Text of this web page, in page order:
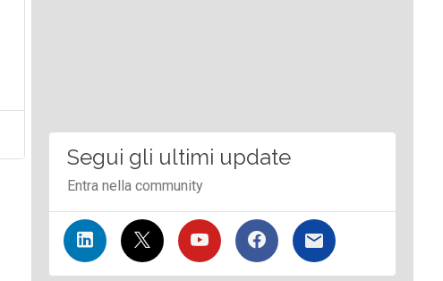
Segui gli ultimi update
Entra nella community